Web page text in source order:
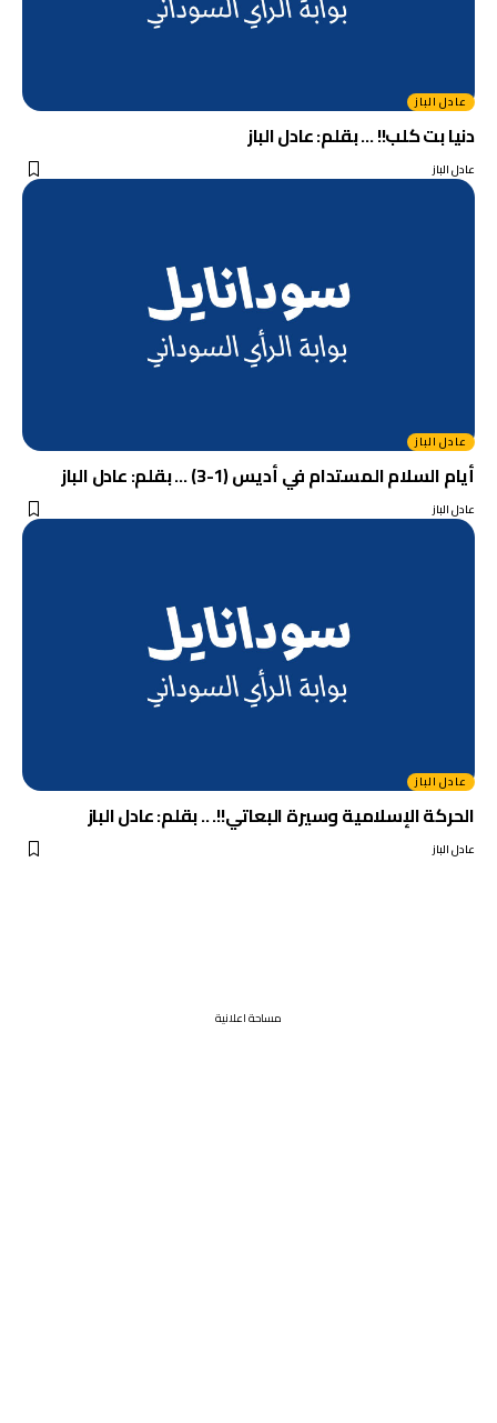
عادل الباز
دنيا بت كلب!! … بقلم: عادل الباز
عادل الباز
عادل الباز
أيام السلام المستدام في أديس (1-3) … بقلم: عادل الباز
عادل الباز
عادل الباز
الحركة الإسلامية وسيرة البعاتي!!. .. بقلم: عادل الباز
عادل الباز
مساحة اعلانية